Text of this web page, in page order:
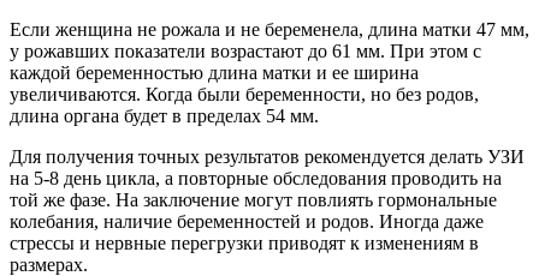
Если женщина не рожала и не беременела, длина матки 47 мм,
у рожавших показатели возрастают до 61 мм. При этом с
каждой беременностью длина матки и ее ширина
увеличиваются. Когда были беременности, но без родов,
длина органа будет в пределах 54 мм.
Для получения точных результатов рекомендуется делать УЗИ
на 5-8 день цикла, а повторные обследования проводить на
той же фазе. На заключение могут повлиять гормональные
колебания, наличие беременностей и родов. Иногда даже
стрессы и нервные перегрузки приводят к изменениям в
размерах.